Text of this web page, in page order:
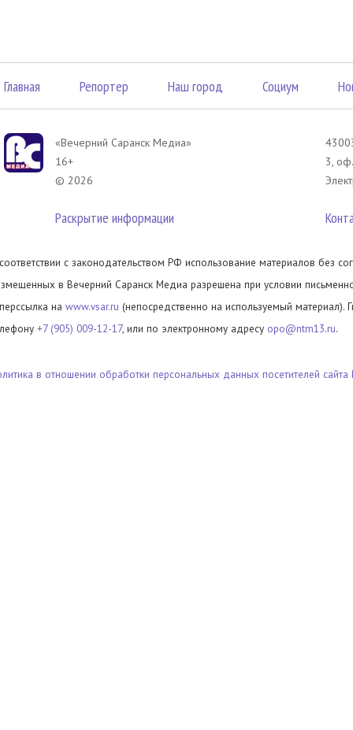
Главная Репортер Наш город Социум
«Вечерний Саранск Mедиа»
16+
© 2026
Раскрытие информации
3,
с законодательством РФ использование материалов без
в Вечерний Саранск Медиа разрешена при условии
на www.vsar.ru (непосредственно на используемый материал).
+7 (905) 009-12-17, или по электронному адресу opo@ntm13.ru.
в отношении обработки персональных данных посетителей